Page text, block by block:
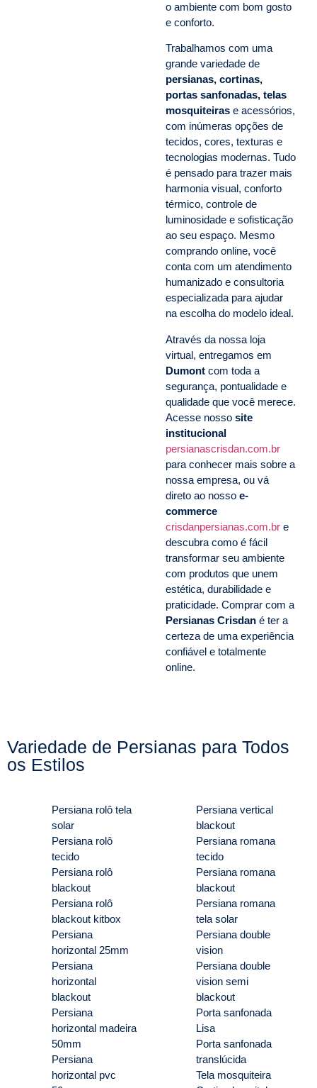
o ambiente com bom gosto
e conforto.
Trabalhamos com uma
grande variedade de
persianas, cortinas,
portas sanfonadas, telas
mosquiteiras e acessórios,
com inúmeras opções de
tecidos, cores, texturas e
tecnologias modernas. Tudo
é pensado para trazer mais
harmonia visual, conforto
térmico, controle de
luminosidade e sofisticação
ao seu espaço. Mesmo
comprando online, você
conta com um atendimento
humanizado e consultoria
especializada para ajudar
na escolha do modelo ideal.
Através da nossa loja
virtual, entregamos em
Dumont com toda a
segurança, pontualidade e
qualidade que você merece.
Acesse nosso site
institucional
persianascrisdan.com.br
para conhecer mais sobre a
nossa empresa, ou vá
direto ao nosso e-
commerce
crisdanpersianas.com.br e
descubra como é fácil
transformar seu ambiente
com produtos que unem
estética, durabilidade e
praticidade. Comprar com a
Persianas Crisdan é ter a
certeza de uma experiência
confiável e totalmente
online.
Variedade de Persianas para Todos
os Estilos
Persiana rolô tela
solar
Persiana rolô
tecido
Persiana rolô
blackout
Persiana rolô
blackout kitbox
Persiana
horizontal 25mm
Persiana
horizontal
blackout
Persiana
horizontal madeira
50mm
Persiana
horizontal pvc
Persiana vertical
blackout
Persiana romana
tecido
Persiana romana
blackout
Persiana romana
tela solar
Persiana double
vision
Persiana double
vision semi
blackout
Porta sanfonada
Lisa
Porta sanfonada
translúcida
Tela mosquiteira